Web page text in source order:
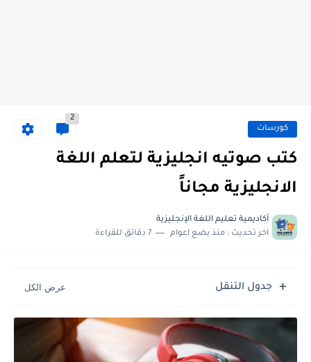
كورسات
2
كتب صوتيه انجليزية لتعلم اللغة
الانجليزية مجاناً
أكاديمية تعليم اللغة الإنجليزية
اخر تحديث : منذ بضع اعوام 7 دقائق للقراءة
جدول التنقل